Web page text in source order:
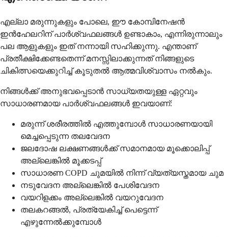
എല്ലാ മരുന്നുകളും പോലെ, ഈ കോമ്പിനേഷൻ
ഇൻഹേലറിന് പാർശ്വഫലങ്ങൾ ഉണ്ടാകാം, എന്നിരുന്നാലും
പല ആളുകളും ഇത് നന്നായി സഹിക്കുന്നു. എന്താണ്
പ്രതീക്ഷിക്കേണ്ടതെന്ന് മനസ്സിലാക്കുന്നത് നിങ്ങളുടെ
ചികിത്സയെക്കുറിച്ച് കൂടുതൽ ആത്മവിശ്വാസം നൽകും.
നിങ്ങൾക്ക് അനുഭവപ്പെടാൻ സാധ്യതയുള്ള ഏറ്റവും
സാധാരണമായ പാർശ്വഫലങ്ങൾ ഇവയാണ്:
മരുന്ന് ശരീരത്തിൽ എത്തുമ്പോൾ സാധാരണയായി
മെച്ചപ്പെടുന്ന തലവേദന
ജലദോഷ ലക്ഷണങ്ങൾക്ക് സമാനമായ മൂക്കൊലിപ്പ്
അല്ലെങ്കിൽ മൂക്കടപ്പ്
സാധാരണ COPD ചുമയിൽ നിന്ന് വ്യത്യസ്തമായ ചുമ
നടുവേദന അല്ലെങ്കിൽ പേശിവേദന
വയറിളക്കം അല്ലെങ്കിൽ വയറുവേദന
തലകറങ്ങൽ, പ്രത്യേകിച്ച് പെട്ടെന്ന്
എഴുന്നേൽക്കുമ്പോൾ